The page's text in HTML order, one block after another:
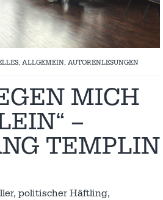
, ALLGEMEIN, AUTORENLESUNGEN
MICH
–
TEMPLIN
politischer Häftling,